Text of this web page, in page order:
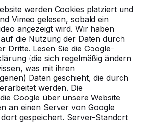
werden Cookies platziert und
Vimeo gelesen, sobald ein
angezeigt wird. Wir haben
die Nutzung der Daten durch
Dritte. Lesen Sie die Google-
(die sich regelmäßig ändern
was mit ihren
Daten geschieht, die durch
werden. Die
Google über unsere Website
an einen Server von Google
gespeichert. Server-Standort
Müncheberg